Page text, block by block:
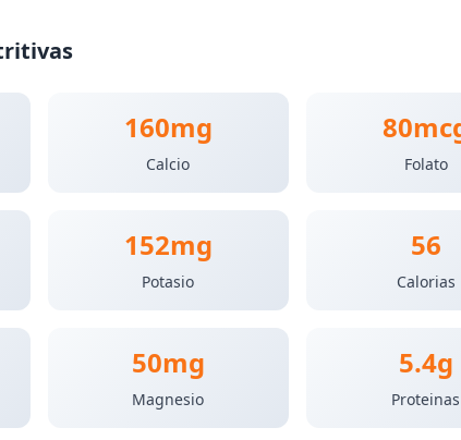
160mg
Calcio Folato
152mg
Potasio
56
Calorias
50mg
Magnesio
5.4g
Proteinas